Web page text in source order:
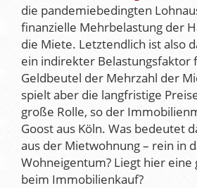
die pandemiebedingten
finanzielle Mehrbelastung der
die Miete. Letztendlich ist also
ein indirekter Belastungsfaktor
Geldbeutel der Mehrzahl der
spielt aber die langfristige
große Rolle, so der
Goost aus Köln. Was bedeutet
aus der Mietwohnung – rein in
Wohneigentum? Liegt hier eine
beim Immobilienkauf?